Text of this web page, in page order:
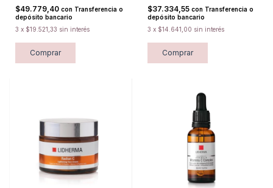
$49.779,40 con Transferencia o
depósito bancario
3 x $19.521,33 sin interés
Comprar
$37.334,55 con Transferencia o
depósito bancario
3 x $14.641,00 sin interés
Comprar